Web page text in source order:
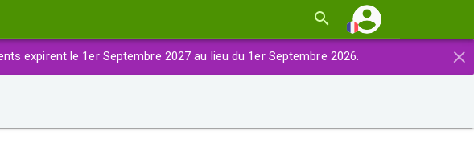
×
expirent le 1er Septembre 2027 au lieu du 1er Septembre 2026.